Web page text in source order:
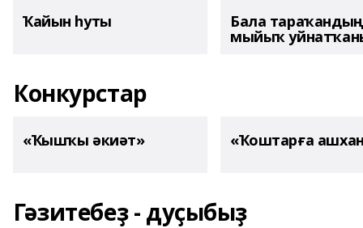
Ҡайын һуты Бала тараҡандың
мыйыҡ
Конкурстар
«Ҡышҡы әкиәт» «Ҡоштарға
Гәзитебеҙ - дуҫыбыҙ